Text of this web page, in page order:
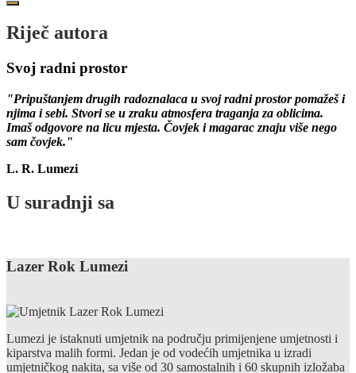
Riječ autora
Svoj radni prostor
"Pripuštanjem drugih radoznalaca u svoj radni prostor pomažeš i
njima i sebi. Stvori se u zraku atmosfera traganja za oblicima.
Imaš odgovore na licu mjesta. Čovjek i magarac znaju više nego
sam čovjek."
L. R. Lumezi
U suradnji sa
Lazer Rok Lumezi
Lumezi je istaknuti umjetnik na području primijenjene umjetnosti i
kiparstva malih formi. Jedan je od vodećih umjetnika u izradi
umjetničkog nakita, sa više od 30 samostalnih i 60 skupnih izložaba